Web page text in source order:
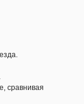
сравнивая